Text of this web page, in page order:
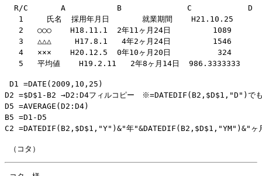
  R/C       A           B              C            D
   1     氏名  採用年月日       就業期間    H21.10.25
   2   ○○○    H18.11.1  2年11ヶ月24日         1089
   3   △△△     H17.8.1   4年2ヶ月24日         1546
   4   ×××    H20.12.5  0年10ヶ月20日          324
D1 =DATE(2009,10,25)
D2 =$D$1-B2 →D2:D4フィルコピー　※=DATEDIF(B2,$D$1,"D")で
D5 =AVERAGE(D2:D4)
B5 =D1-D5